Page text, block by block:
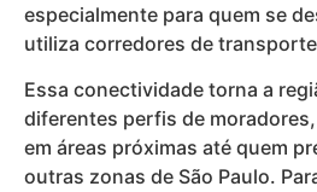
especialmente para quem se
utiliza corredores de
Essa conectividade torna a
diferentes perfis de
em áreas próximas até quem
outras zonas de São Paulo.